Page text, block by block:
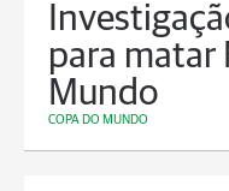
para matar
Mundo
COPA DO MUNDO